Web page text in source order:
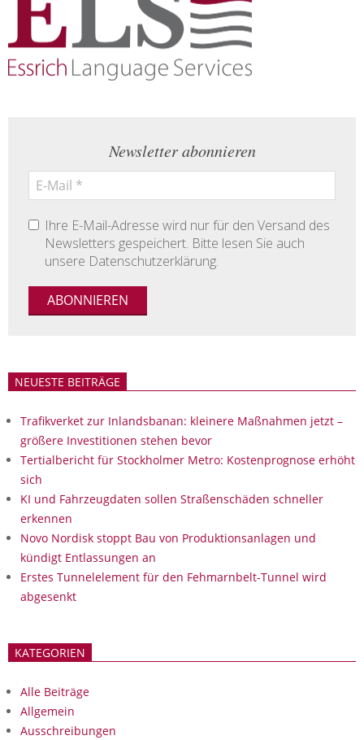
Newsletter abonnieren
Ihre E-Mail-Adresse wird nur für den Versand des
Newsletters gespeichert. Bitte lesen Sie auch
unsere Datenschutzerklärung.
NEUESTE BEITRÄGE
Trafikverket zur Inlandsbanan: kleinere Maßnahmen jetzt –
größere Investitionen stehen bevor
Tertialbericht für Stockholmer Metro: Kostenprognose erhöht
sich
KI und Fahrzeugdaten sollen Straßenschäden schneller
erkennen
Novo Nordisk stoppt Bau von Produktionsanlagen und
kündigt Entlassungen an
Erstes Tunnelelement für den Fehmarnbelt-Tunnel wird
abgesenkt
KATEGORIEN
Alle Beiträge
Allgemein
Ausschreibungen